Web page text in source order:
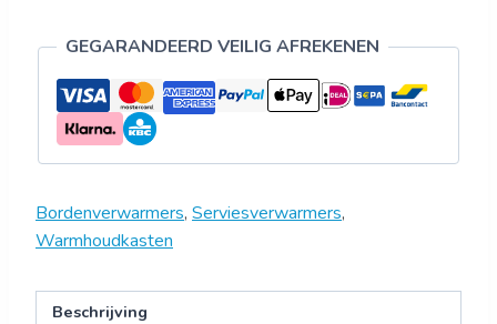
GEGARANDEERD VEILIG AFREKENEN
Bordenverwarmers, Serviesverwarmers,
Warmhoudkasten
Beschrijving